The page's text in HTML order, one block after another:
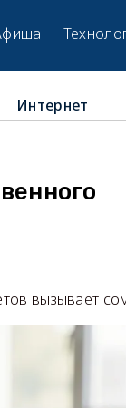
Интернет
вызывает